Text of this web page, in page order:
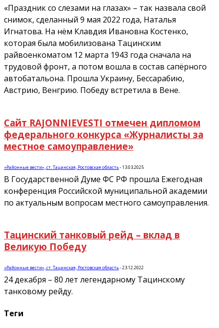
«Праздник со слезами на глазах» – так назвала свой
снимок, сделанный 9 мая 2022 года, Наталья
Игнатова. На нём Клавдия Ивановна Костенко,
которая была мобилизована Тацинским
райвоенкоматом 12 марта 1943 года сначала на
трудовой фронт, а потом вошла в состав сапёрного
автобатальона. Прошла Украину, Бессарабию,
Австрию, Венгрию. Победу встретила в Вене.
Сайт RAJONNIEVESTI отмечен дипломом
федерального конкурса «Журналисты за
местное самоуправление»
«Районные вести», ст. Тацинская, Ростовская область-13.03.2025
В Государственной Думе ФС РФ прошла Ежегодная
конференция Российской муниципальной академии
по актуальным вопросам местного самоуправления.
Тацинский танковый рейд – вклад в
Великую Победу
«Районные вести», ст. Тацинская, Ростовская область-23.12.2022
24 декабря – 80 лет легендарному Тацинскому
танковому рейду.
Теги